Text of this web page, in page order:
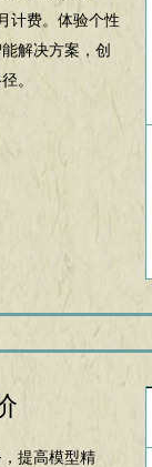
计费。体验个性
解决方案，创
。
提高模型精